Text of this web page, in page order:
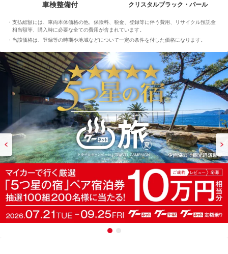
車検整備付
クリスタルブラック・パール
支払総額には、車両本体価格の他、保険料、税金、登録等に伴う費用、リサイクル預託金
相当額等、購入時に必要な全ての費用が含まれています。
当該価格は、登録等の時期や地域などについて一定の条件を付した価格になります。